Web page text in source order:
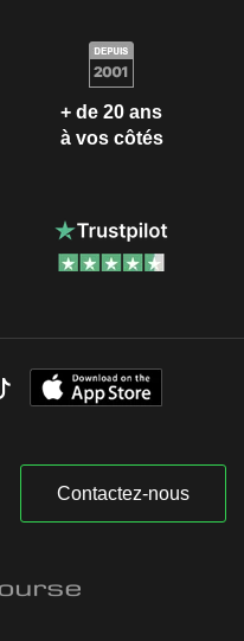
+ de 20 ans
à vos côtés
Contactez-nous